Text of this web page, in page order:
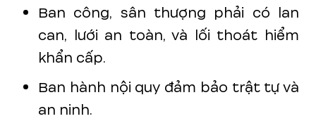
Ban công, sân thượng phải có lan
can, lưới an toàn, và lối thoát hiểm
khẩn cấp.
Ban hành nội quy đảm bảo trật tự và
an ninh.